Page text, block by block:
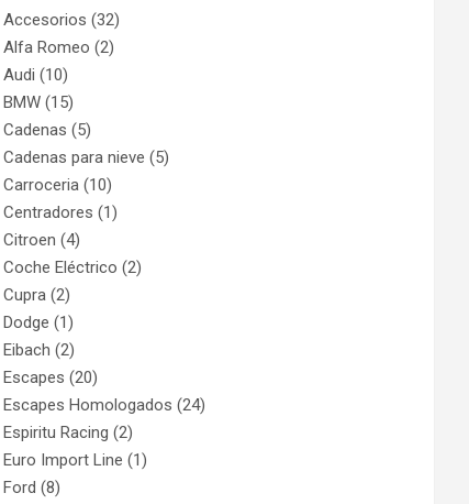
Accesorios (32)
Alfa Romeo (2)
Audi (10)
BMW (15)
Cadenas (5)
Cadenas para nieve (5)
Carroceria (10)
Centradores (1)
Citroen (4)
Coche Eléctrico (2)
Cupra (2)
Dodge (1)
Eibach (2)
Escapes (20)
Escapes Homologados (24)
Espiritu Racing (2)
Euro Import Line (1)
Ford (8)